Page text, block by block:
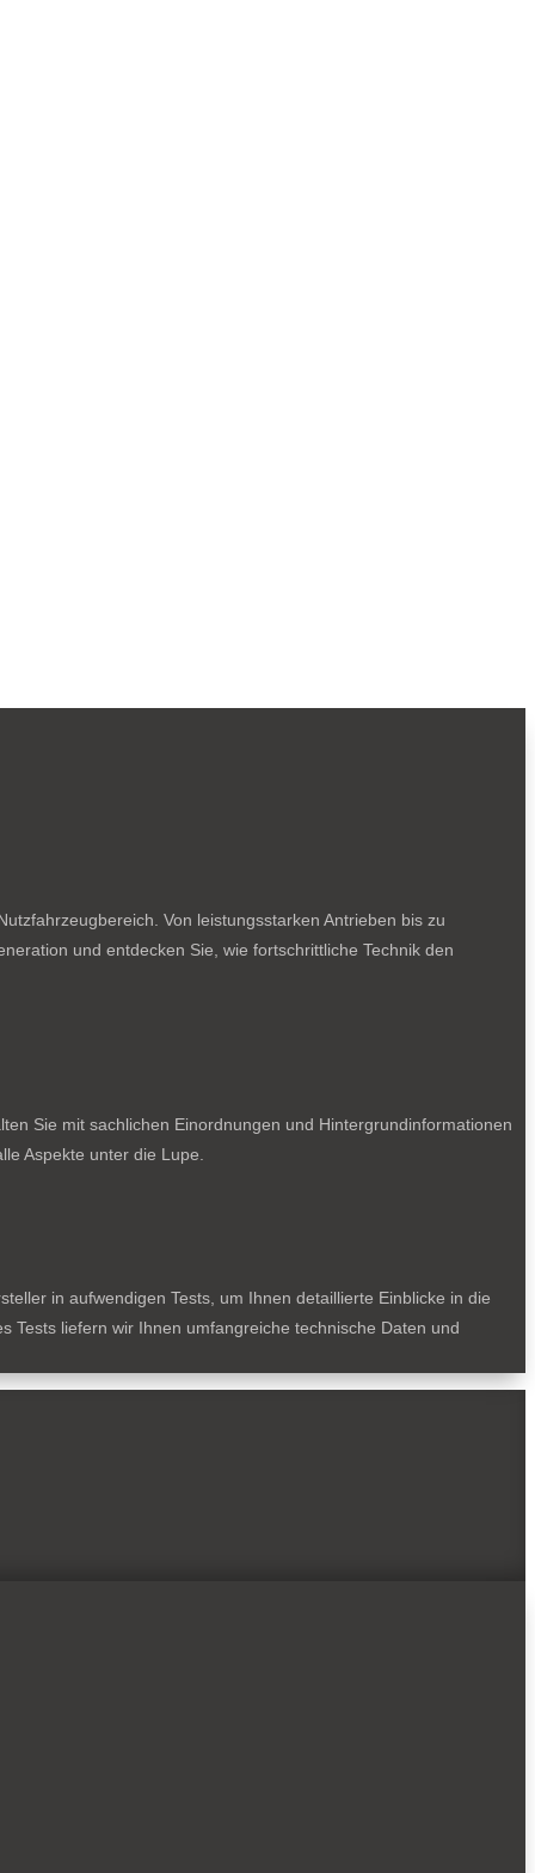
Von leistungsstarken Antrieben bis zu
und entdecken Sie, wie fortschrittliche Technik den
Sie mit sachlichen Einordnungen und Hintergrundinformationen
Aspekte unter die Lupe.
in aufwendigen Tests, um Ihnen detaillierte Einblicke in die
Tests liefern wir Ihnen umfangreiche technische Daten und